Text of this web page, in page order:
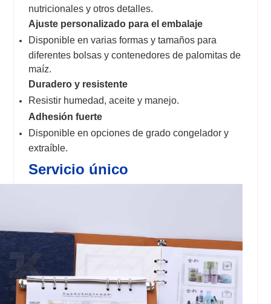
nutricionales y otros detalles.
Ajuste personalizado para el embalaje
Disponible en varias formas y tamaños para
diferentes bolsas y contenedores de palomitas de
maíz.
Duradero y resistente
Resistir humedad, aceite y manejo.
Adhesión fuerte
Disponible en opciones de grado congelador y
extraíble.
Servicio único